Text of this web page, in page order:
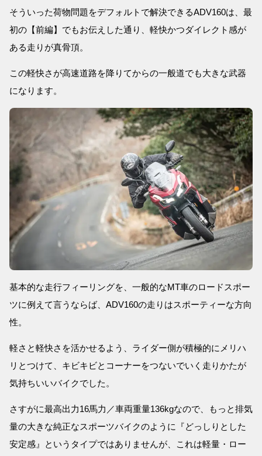
そういった荷物問題をデフォルトで解決できるADV160は、最
初の【前編】でもお伝えした通り、軽快かつダイレクト感が
ある走りが真骨頂。
この軽快さが高速道路を降りてからの一般道でも大きな武器
になります。
基本的な走行フィーリングを、一般的なMT車のロードスポー
ツに例えて言うならば、ADV160の走りはスポーティーな方向
性。
軽さと軽快さを活かせるよう、ライダー側が積極的にメリハ
リとつけて、キビキビとコーナーをつないでいく走りかたが
気持ちいいバイクでした。
さすがに最高出力16馬力／車両重量136kgなので、もっと排気
量の大きな純正なスポーツバイクのように『どっしりとした
安定感』というタイプではありませんが、これは軽量・ロー